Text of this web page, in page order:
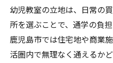
幼児教室の立地は、日常の
所を選ぶことで、通学の負
鹿児島市では住宅地や商業
活圏内で無理なく通えるか